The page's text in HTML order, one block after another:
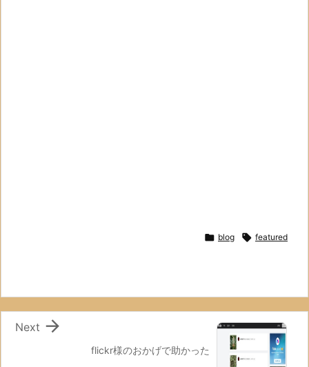
 blog  featured
flickr様のおかげで助かった

Next